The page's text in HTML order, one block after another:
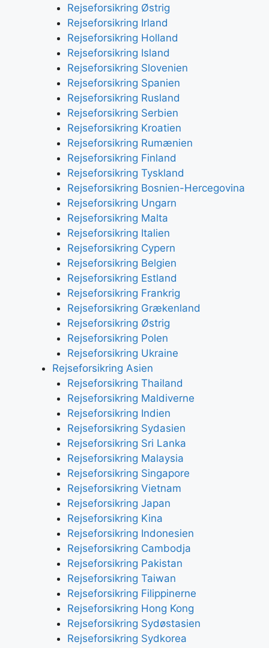
Rejseforsikring Østrig
Rejseforsikring Irland
Rejseforsikring Holland
Rejseforsikring Island
Rejseforsikring Slovenien
Rejseforsikring Spanien
Rejseforsikring Rusland
Rejseforsikring Serbien
Rejseforsikring Kroatien
Rejseforsikring Rumænien
Rejseforsikring Finland
Rejseforsikring Tyskland
Rejseforsikring Bosnien-Hercegovina
Rejseforsikring Ungarn
Rejseforsikring Malta
Rejseforsikring Italien
Rejseforsikring Cypern
Rejseforsikring Belgien
Rejseforsikring Estland
Rejseforsikring Frankrig
Rejseforsikring Grækenland
Rejseforsikring Østrig
Rejseforsikring Polen
Rejseforsikring Ukraine
Rejseforsikring Asien
Rejseforsikring Thailand
Rejseforsikring Maldiverne
Rejseforsikring Indien
Rejseforsikring Sydasien
Rejseforsikring Sri Lanka
Rejseforsikring Malaysia
Rejseforsikring Singapore
Rejseforsikring Vietnam
Rejseforsikring Japan
Rejseforsikring Kina
Rejseforsikring Indonesien
Rejseforsikring Cambodja
Rejseforsikring Pakistan
Rejseforsikring Taiwan
Rejseforsikring Filippinerne
Rejseforsikring Hong Kong
Rejseforsikring Sydøstasien
Rejseforsikring Sydkorea